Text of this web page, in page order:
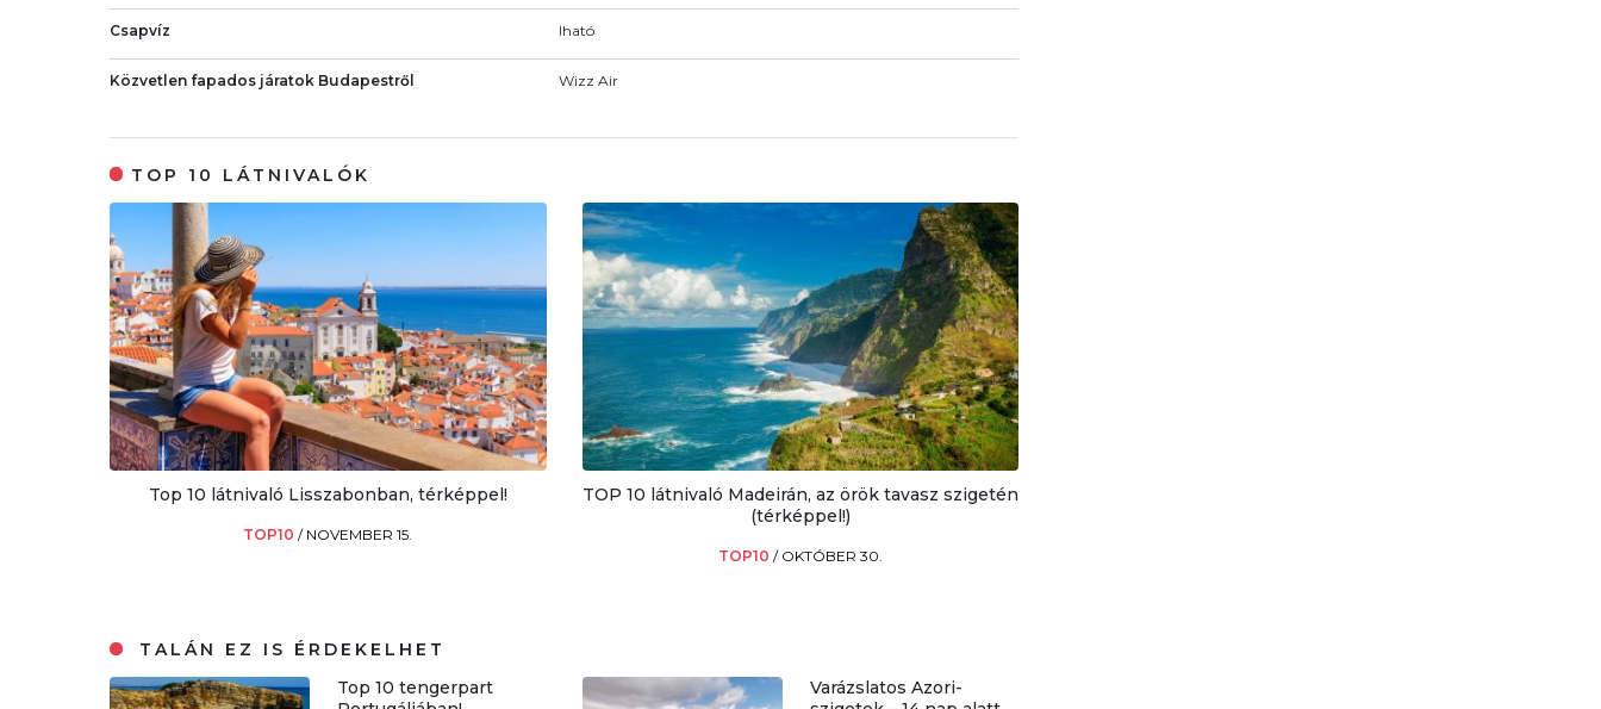
Csapvíz Iható
Közvetlen fapados járatok Budapestről Wizz Air
TOP 10 LÁTNIVALÓK
Top 10 látnivaló Lisszabonban, térképpel!
TOP10/ NOVEMBER 15.
TOP 10 látnivaló Madeirán, az örök tavasz szigetén
(térképpel!)
TOP10 / OKTÓBER 30.
TALÁN EZ IS ÉRDEKELHET
Top 10 tengerpart
Varázslatos Azori-